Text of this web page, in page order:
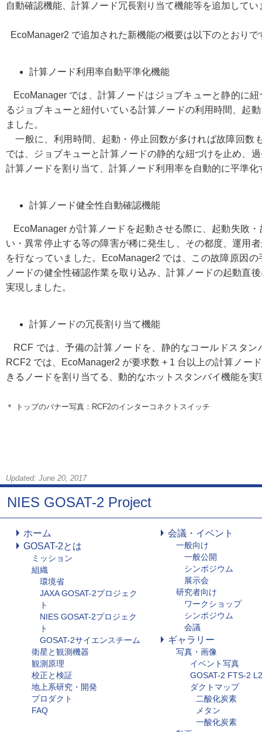
自動確認機能、計算ノード冗長割り当て機能等を追加してい
EcoManager2 で追加された新機能の概要は以下のとおりで
計算ノード利用率自動平準化機能
EcoManager では、計算ノードはジョブキューと静的に
るジョブキューと紐付いている計算ノードの利用時間、起
ました。
一般に、利用時間、起動・停止回数が多ければ故障回数
では、ジョブキューと計算ノードの静的な紐づけを止め、
計算ノードを割り当て、計算ノード利用率を自動的に平準
計算ノード健全性自動確認機能
EcoManager が計算ノードを起動させる際に、起動失敗
い・異常停止する等の障害が稀に発生し、その都度、運用
を行なっていました。EcoManager2 では、この故障原因
ノードの健全性確認作業を取り込み、計算ノードの起動直
実現しました。
計算ノードの冗長割り当て機能
RCF では、予備の計算ノードを、静的なコールドスタ
RCF2 では、EcoManager2 が要求数 + 1 台以上の計算ノー
きるノードを割り当てる、動的なホットスタンバイ機能を実
＊ トップのバナー写真：RCF2のインターコネクトスイッチ
Updated: June 20, 2017
NIES GOSAT-2 Project
ホーム
GOSAT-2とは
ミッション
組織
環境省
JAXA GOSAT-2プロジェク
ト
NIES GOSAT-2プロジェク
ト
GOSAT-2サイエンスチーム
衛星と観測機器
観測原理
校正と検証
地上系研究・開発
プロダクト
FAQ
会議・イベント
一般向け
一般公開
シンポジウム
展示会
研究者向け
ワークショップ
シンポジウム
会議
ギャラリー
写真・画像
イベント写真
GOSAT-2 FTS-2
ダクトマップ
二酸化炭素
メタン
一酸化炭素